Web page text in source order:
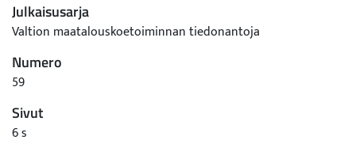
Julkaisusarja
Valtion maatalouskoetoiminnan tiedonantoja
Numero
59
Sivut
6 s